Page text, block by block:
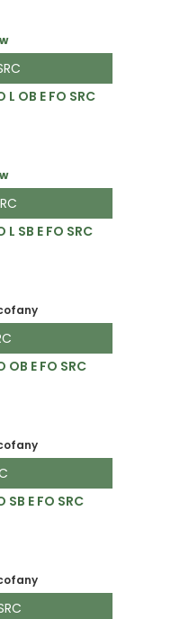
OB E FO SRC
SB E FO SRC
E FO SRC
E FO SRC